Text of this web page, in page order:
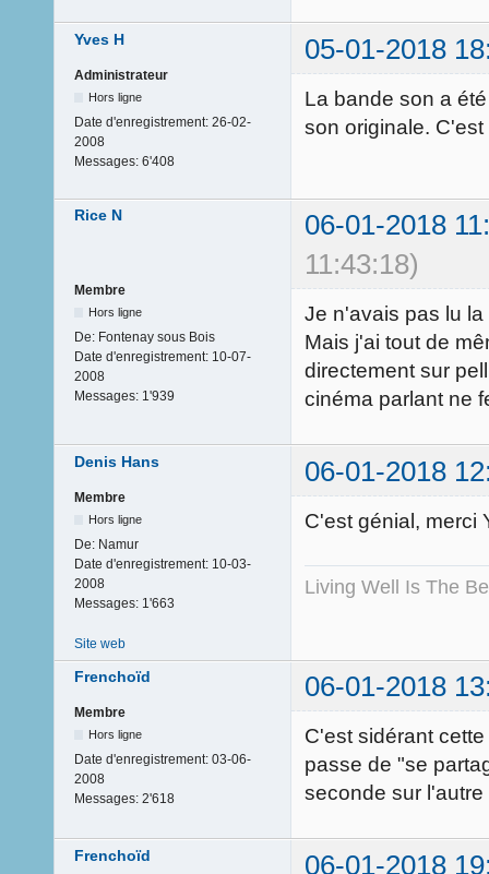
Yves H 05-01-2018
Administrateur
Hors ligne
Date d'enregistrement: 26-02-
2008
Messages: 6'408
La bande son a
son originale.
Rice N
06-01-2018
11:43:18)
Membre
Hors ligne
De: Fontenay sous Bois
Date d'enregistrement: 10-07-
2008
Messages: 1'939
Je n'avais pas lu
Mais j'ai tout de
directement sur
cinéma parlant ne
Denis Hans 06-01-2018
Membre
Hors ligne
De: Namur
Date d'enregistrement: 10-03-
2008
Messages: 1'663
C'est génial, merci
Living Well Is The
Site web
Frenchoïd 06-01-2018
Membre
Hors ligne
Date d'enregistrement: 03-06-
2008
Messages: 2'618
C'est sidérant
passe de "se
seconde sur
Frenchoïd 06-01-2018